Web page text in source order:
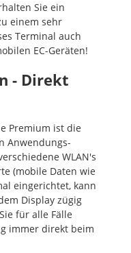
Sie ein
einem sehr
Terminal auch
EC-Geräten!
- Direkt
Premium ist die
Anwendungs-
WLAN's
(mobile Daten wie
eingerichtet, kann
Display zügig
für alle Fälle
immer direkt beim